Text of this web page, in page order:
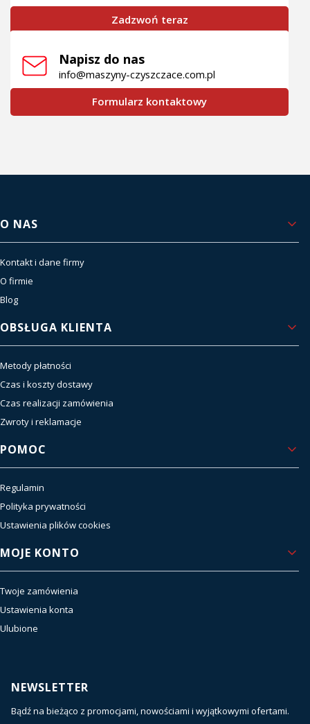
Zadzwoń teraz
Napisz do nas
info@maszyny-czyszczace.com.pl
Formularz kontaktowy
Linki w stopce
O NAS
Kontakt i dane firmy
O firmie
Blog
OBSŁUGA KLIENTA
Metody płatności
Czas i koszty dostawy
Czas realizacji zamówienia
Zwroty i reklamacje
POMOC
Regulamin
Polityka prywatności
Ustawienia plików cookies
MOJE KONTO
Twoje zamówienia
Ustawienia konta
Ulubione
NEWSLETTER
Bądź na bieżąco z promocjami, nowościami i wyjątkowymi ofertami.